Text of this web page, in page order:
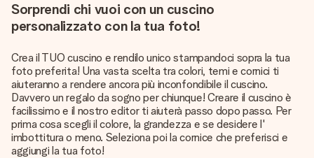
Sorprendi chi vuoi con un cuscino
personalizzato con la tua foto!
Crea il TUO cuscino e rendilo unico stampandoci sopra la tua
foto preferita! Una vasta scelta tra colori, temi e cornici ti
aiuteranno a rendere ancora più inconfondibile il cuscino.
Davvero un regalo da sogno per chiunque! Creare il cuscino è
facilissimo e il nostro editor ti aiuterà passo dopo passo. Per
prima cosa scegli il colore, la grandezza e se desidere l'
imbottitura o meno. Seleziona poi la cornice che preferisci e
aggiungi la tua foto!